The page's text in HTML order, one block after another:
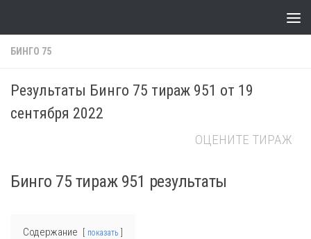
БИНГО 75
Результаты Бинго 75 тираж 951 от 19
сентября 2022
ОЦЕНИТЕ ТИРАЖ
Бинго 75 тираж 951 результаты
Содержание показать